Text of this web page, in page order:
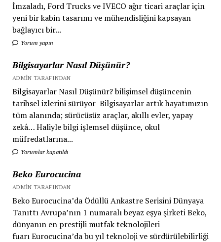
İmzaladı, Ford Trucks ve IVECO ağır ticari araçlar için
yeni bir kabin tasarımı ve mühendisliğini kapsayan
bağlayıcı bir...
Yorum yapın
Bilgisayarlar Nasıl Düşünür?
ADMIN TARAFINDAN
Bilgisayarlar Nasıl Düşünür? bilişimsel düşüncenin
tarihsel izlerini sürüyor Bilgisayarlar artık hayatımızın
tüm alanında; sürücüsüz araçlar, akıllı evler, yapay
zekâ… Haliyle bilgi işlemsel düşünce, okul
müfredatlarına...
Yorumlar kapatıldı
Beko Eurocucina
ADMIN TARAFINDAN
Beko Eurocucina’da Ödüllü Ankastre Serisini Dünyaya
Tanıttı Avrupa’nın 1 numaralı beyaz eşya şirketi Beko,
dünyanın en prestijli mutfak teknolojileri
fuarı Eurocucina’da bu yıl teknoloji ve sürdürülebilirliği